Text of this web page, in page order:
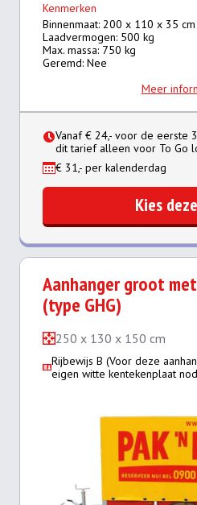
Kenmerken
Binnenmaat: 200 x 110 x 35 cm
Laadvermogen: 500 kg
Max. massa: 750 kg
Geremd: Nee
Meer
Vanaf € 24,- voor de eerste
dit tarief alleen voor To Go
€ 31,- per kalenderdag
Kies
Aanhanger groot
(type GHG)
250 x 130 x 150 cm
Rijbewijs B (Voor deze
eigen witte kentekenplaat